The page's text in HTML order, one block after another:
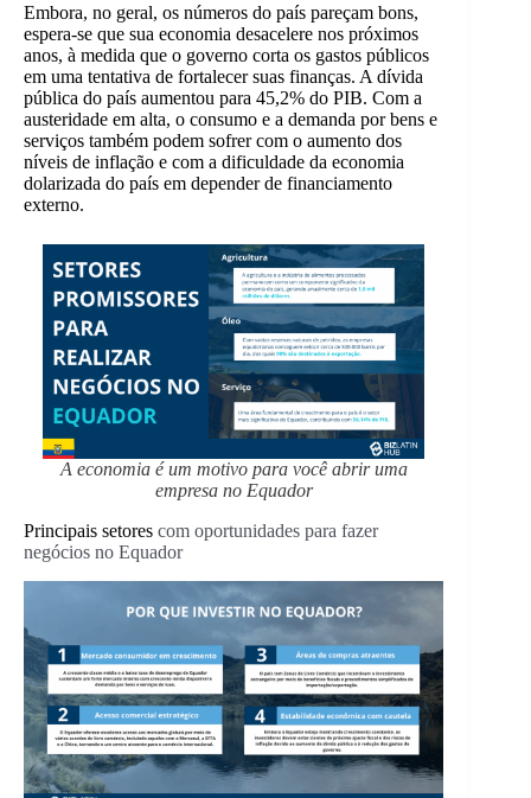
Embora, no geral, os números do país pareçam bons,
espera-se que sua economia desacelere nos próximos
anos, à medida que o governo corta os gastos públicos
em uma tentativa de fortalecer suas finanças. A dívida
pública do país aumentou para 45,2% do PIB. Com a
austeridade em alta, o consumo e a demanda por bens e
serviços também podem sofrer com o aumento dos
níveis de inflação e com a dificuldade da economia
dolarizada do país em depender de financiamento
externo.
A economia é um motivo para você abrir uma
empresa no Equador
Principais setores com oportunidades para fazer
negócios no Equador